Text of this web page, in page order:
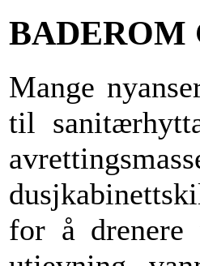
BADEROM
Mange
til
for å drenere